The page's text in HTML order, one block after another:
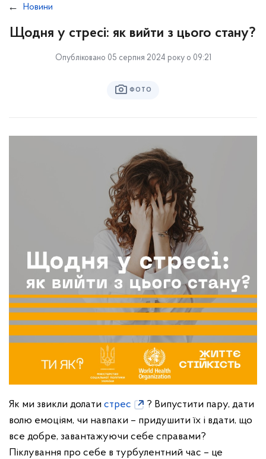
Новини
Щодня у стресі: як вийти з цього стану?
Опубліковано 05 серпня 2024 року о 09:21
ФОТО
Як ми звикли долати стрес
? Випустити пару, дати
волю емоціям, чи навпаки – придушити їх і вдати, що
все добре, завантажуючи себе справами?
Піклування про себе в турбулентний час – це